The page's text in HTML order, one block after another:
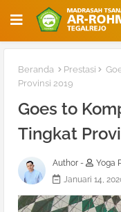
Beranda Prestasi
Provinsi 2019
Goes to
Tingkat
Author -
Yoga
Januari 14,